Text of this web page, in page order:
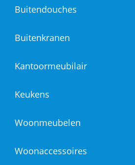
Buitendouches
Buitenkranen
Kantoormeubilair
Keukens
Woonmeubelen
Woonaccessoires